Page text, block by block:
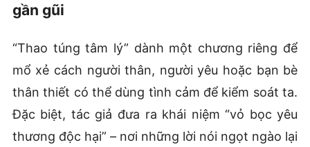
gần gũi
“Thao túng tâm lý” dành một chương riêng để
mổ xẻ cách người thân, người yêu hoặc bạn bè
thân thiết có thể dùng tình cảm để kiểm soát ta.
Đặc biệt, tác giả đưa ra khái niệm “vỏ bọc yêu
thương độc hại” – nơi những lời nói ngọt ngào lại